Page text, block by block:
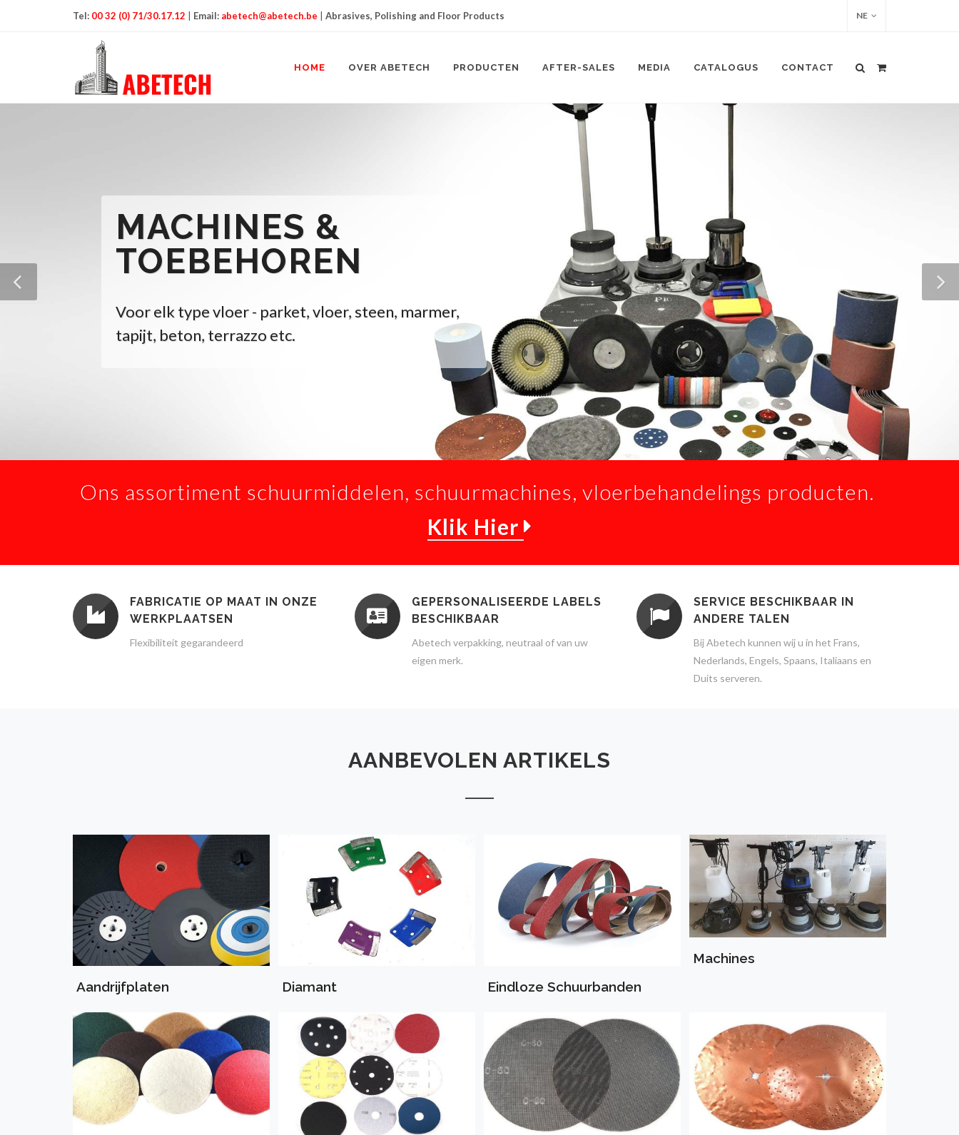
Tel: 00 32 (0) 71/30.17.12 Email: abetech@abetech.be Abrasives, Polishing and Floor Products NE
HOME OVER ABETECH PRODUCTEN AFTER-SALES MEDIA CATALOGUS CONTACT
MACHINES &
TOEBEHOREN
Voor elk type vloer - parket, vloer, steen, marmer,
tapijt, beton, terrazzo etc.
Ons assortiment schuurmiddelen, schuurmachines, vloerbehandelings producten.
Klik Hier
FABRICATIE OP MAAT IN ONZE
WERKPLAATSEN
Flexibiliteit gegarandeerd
GEPERSONALISEERDE LABELS
BESCHIKBAAR
Abetech verpakking, neutraal of van uw
eigen merk.
SERVICE BESCHIKBAAR IN
ANDERE TALEN
Bij Abetech kunnen wij u in het Frans,
Nederlands, Engels, Spaans, Italiaans en
Duits serveren.
AANBEVOLEN ARTIKELS
Aandrijfplaten Diamant Eindloze Schuurbanden
Machines